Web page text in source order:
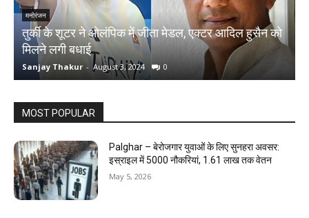
मनोरंजन
तुर्की के शूटर ने ओलंपिक में जीता मेडल, एक्टर आदिल हुसैन को
मिलने लगी बधाई
Sanjay Thakur - August 3, 2024 0
MOST POPULAR
Palghar – बेरोजगार युवाओं के लिए सुनहरा अवसर:
इस्राइल में 5000 नौकरियां, ₹1.61 लाख तक वेतन
May 5, 2026